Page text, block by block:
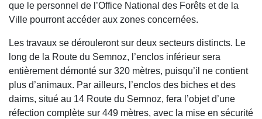
que le personnel de l’Office National des Forêts et de la
Ville pourront accéder aux zones concernées.
Les travaux se dérouleront sur deux secteurs distincts. Le
long de la Route du Semnoz, l’enclos inférieur sera
entièrement démonté sur 320 mètres, puisqu’il ne contient
plus d’animaux. Par ailleurs, l’enclos des biches et des
daims, situé au 14 Route du Semnoz, fera l’objet d’une
réfection complète sur 449 mètres, avec la mise en sécurité